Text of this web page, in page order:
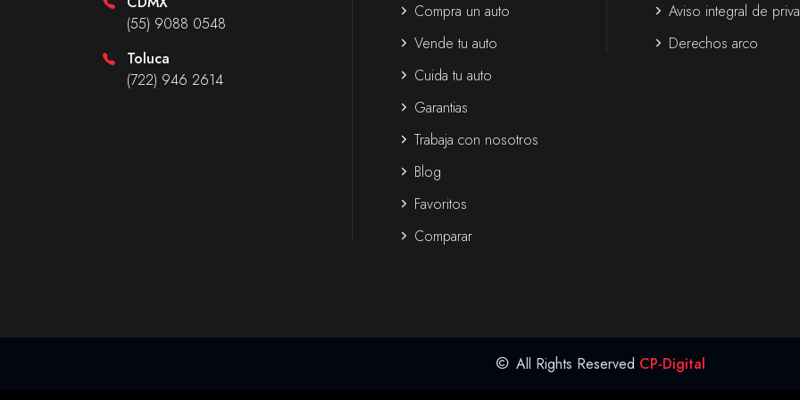
(55) 9088 0548
Toluca
(722) 946 2614
Compra un auto
Vende tu auto
Cuida tu auto
Garantias
Trabaja con nosotros
Blog
Favoritos
Comparar
Aviso integral de
Derechos arco
All Rights Reserved CP-Digital